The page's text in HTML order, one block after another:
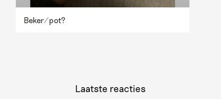
Beker/pot?
Laatste reacties